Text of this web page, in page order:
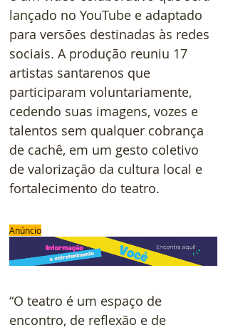
lançado no YouTube e adaptado
para versões destinadas às redes
sociais. A produção reuniu 17
artistas santarenos que
participaram voluntariamente,
cedendo suas imagens, vozes e
talentos sem qualquer cobrança
de cachê, em um gesto coletivo
de valorização da cultura local e
fortalecimento do teatro.
Anúncio
“O teatro é um espaço de
encontro, de reflexão e de